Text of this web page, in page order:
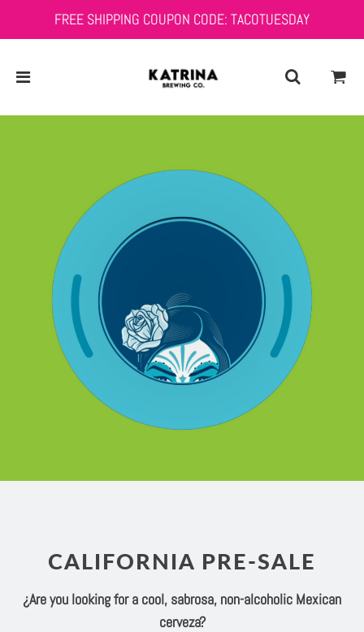
FREE SHIPPING COUPON CODE: TACOTUESDAY
CALIFORNIA PRE-SALE
¿Are you looking for a cool, sabrosa, non-alcoholic Mexican
cerveza?